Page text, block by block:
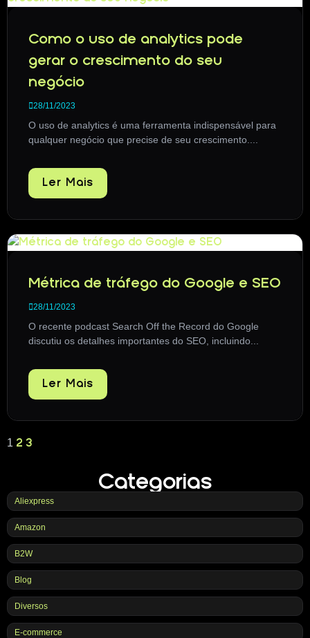
Como o uso de analytics pode
gerar o crescimento do seu
negócio
28/11/2023
O uso de analytics é uma ferramenta indispensável para
qualquer negócio que precise de seu crescimento....
Ler Mais
Métrica de tráfego do Google e SEO
28/11/2023
O recente podcast Search Off the Record do Google
discutiu os detalhes importantes do SEO, incluindo...
Ler Mais
1 2 3
Categorias
Aliexpress
Amazon
B2W
Blog
Diversos
E-commerce